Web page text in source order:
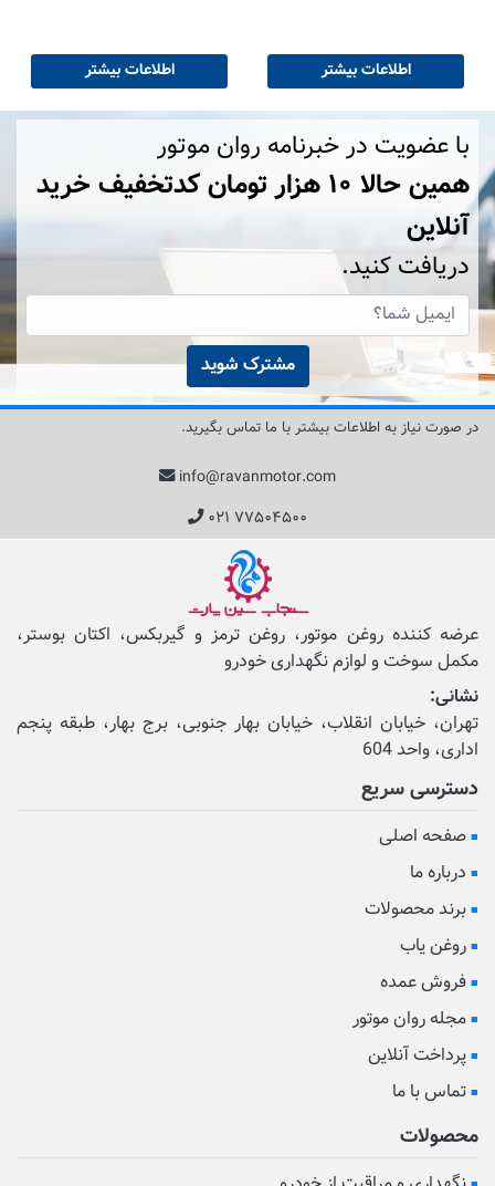
اطلاعات بیشتر اطلاعات بیشتر
با عضویت در خبرنامه روان موتور
همین حالا ۱۰ هزار تومان کد‌تخفیف خرید
آنلاین
دریافت کنید.
مشترک شوید
در صورت نیاز به اطلاعات بیشتر با ما تماس بگیرید.
info@ravanmotor.com
۰۲۱ ۷۷۵۰۴۵۰۰
عرضه کننده روغن موتور، روغن ترمز و گیربکس، اکتان بوستر،
مکمل‌ سوخت و لوازم نگهداری خودرو
نشانی:
تهران، خیابان انقلاب، خیابان بهار جنوبی، برج بهار، طبقه پنجم
اداری، واحد 604
دسترسی سریع
صفحه اصلی
درباره ما
برند محصولات
روغن یاب
فروش عمده
مجله روان موتور
پرداخت آنلاین
تماس با ما
محصولات